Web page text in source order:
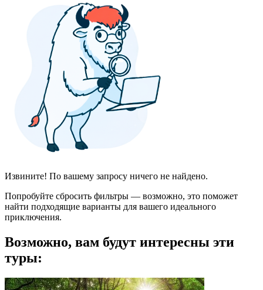
Извините! По вашему запросу ничего не найдено.
Попробуйте сбросить фильтры — возможно, это поможет
найти подходящие варианты для вашего идеального
приключения.
Возможно, вам будут интересны эти
туры: